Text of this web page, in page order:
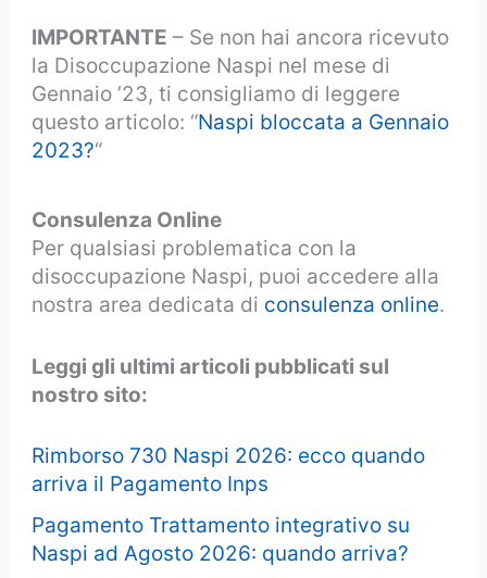
IMPORTANTE – Se non hai ancora ricevuto
la Disoccupazione Naspi nel mese di
Gennaio ’23, ti consigliamo di leggere
questo articolo: “Naspi bloccata a Gennaio
2023?“
Consulenza Online
Per qualsiasi problematica con la
disoccupazione Naspi, puoi accedere alla
nostra area dedicata di consulenza online.
Leggi gli ultimi articoli pubblicati sul
nostro sito:
Rimborso 730 Naspi 2026: ecco quando
arriva il Pagamento Inps
Pagamento Trattamento integrativo su
Naspi ad Agosto 2026: quando arriva?